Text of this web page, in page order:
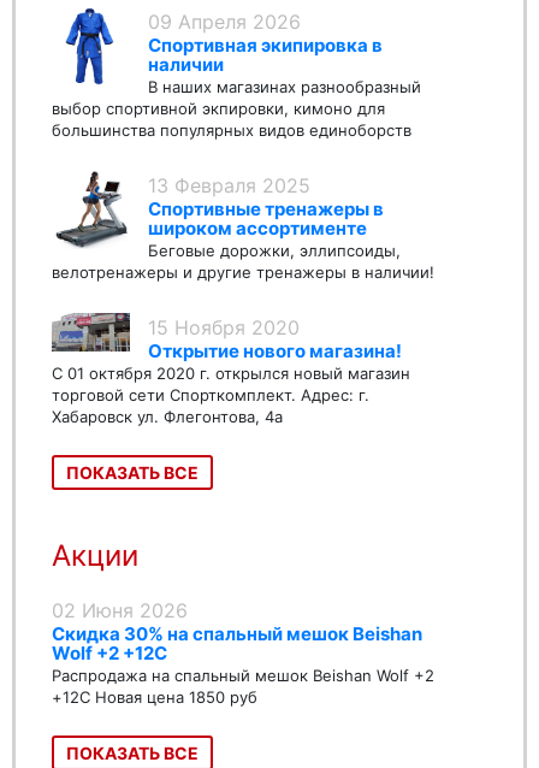
09 Апреля 2026
Спортивная экипировка в
наличии
В наших магазинах разнообразный
выбор спортивной экпировки, кимоно для
большинства популярных видов единоборств
13 Февраля 2025
Спортивные тренажеры в
широком ассортименте
Беговые дорожки, эллипсоиды,
велотренажеры и другие тренажеры в наличии!
15 Ноября 2020
Открытие нового магазина!
С 01 октября 2020 г. открылся новый магазин
торговой сети Спорткомплект. Адрес: г.
Хабаровск ул. Флегонтова, 4а
ПОКАЗАТЬ ВСЕ
Акции
02 Июня 2026
Скидка 30% на спальный мешок Beishan
Wolf +2 +12C
Распродажа на спальный мешок Beishan Wolf +2
+12C Новая цена 1850 руб
ПОКАЗАТЬ ВСЕ